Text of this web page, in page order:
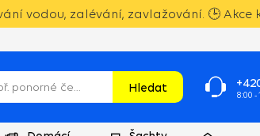
vodou, zalévání, zavlažování. 🕒 Akce
Hledat
8:00 -